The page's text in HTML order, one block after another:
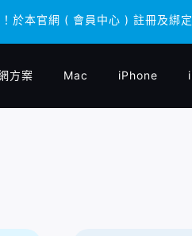
於本官網 ( 會員中心 ) 註冊及綁
於本官網 ( 會員中心 ) 註冊及綁
方案 Mac iPhone